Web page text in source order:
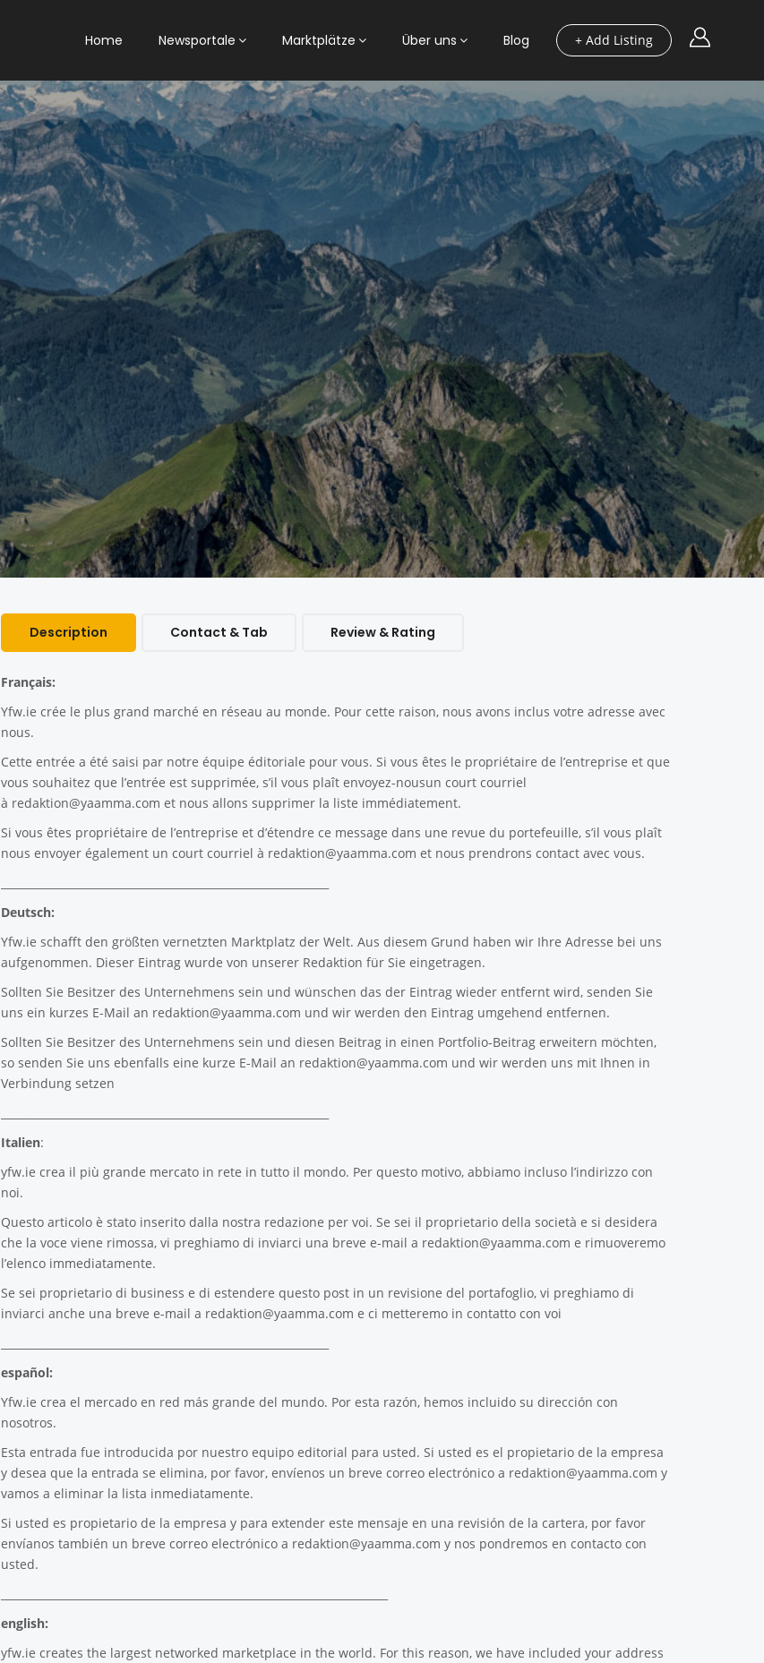
+ Add Listing
Home Newsportale Marktplätze Über uns Blog
Description Contact & Tab Review & Rating
Français:
Yfw.ie crée le plus grand marché en réseau au monde. Pour cette raison, nous avons inclus votre adresse avec
nous.
Cette entrée a été saisi par notre équipe éditoriale pour vous. Si vous êtes le propriétaire de l’entreprise et que
vous souhaitez que l’entrée est supprimée, s’il vous plaît envoyez-nousun court courriel
à redaktion@yaamma.com et nous allons supprimer la liste immédiatement.
Si vous êtes propriétaire de l’entreprise et d’étendre ce message dans une revue du portefeuille, s’il vous plaît
nous envoyer également un court courriel à redaktion@yaamma.com et nous prendrons contact avec vous.
Deutsch:
Yfw.ie schafft den größten vernetzten Marktplatz der Welt. Aus diesem Grund haben wir Ihre Adresse bei uns
aufgenommen. Dieser Eintrag wurde von unserer Redaktion für Sie eingetragen.
Sollten Sie Besitzer des Unternehmens sein und wünschen das der Eintrag wieder entfernt wird, senden Sie
uns ein kurzes E-Mail an redaktion@yaamma.com und wir werden den Eintrag umgehend entfernen.
Sollten Sie Besitzer des Unternehmens sein und diesen Beitrag in einen Portfolio-Beitrag erweitern möchten,
so senden Sie uns ebenfalls eine kurze E-Mail an redaktion@yaamma.com und wir werden uns mit Ihnen in
Verbindung setzen
Italien:
yfw.ie crea il più grande mercato in rete in tutto il mondo. Per questo motivo, abbiamo incluso l’indirizzo con
noi.
Questo articolo è stato inserito dalla nostra redazione per voi. Se sei il proprietario della società e si desidera
che la voce viene rimossa, vi preghiamo di inviarci una breve e-mail a redaktion@yaamma.com e rimuoveremo
l’elenco immediatamente.
Se sei proprietario di business e di estendere questo post in un revisione del portafoglio, vi preghiamo di
inviarci anche una breve e-mail a redaktion@yaamma.com e ci metteremo in contatto con voi
español:
Yfw.ie crea el mercado en red más grande del mundo. Por esta razón, hemos incluido su dirección con
nosotros.
Esta entrada fue introducida por nuestro equipo editorial para usted. Si usted es el propietario de la empresa
y desea que la entrada se elimina, por favor, envíenos un breve correo electrónico a redaktion@yaamma.com y
vamos a eliminar la lista inmediatamente.
Si usted es propietario de la empresa y para extender este mensaje en una revisión de la cartera, por favor
envíanos también un breve correo electrónico a redaktion@yaamma.com y nos pondremos en contacto con
usted.
english:
yfw.ie creates the largest networked marketplace in the world. For this reason, we have included your address